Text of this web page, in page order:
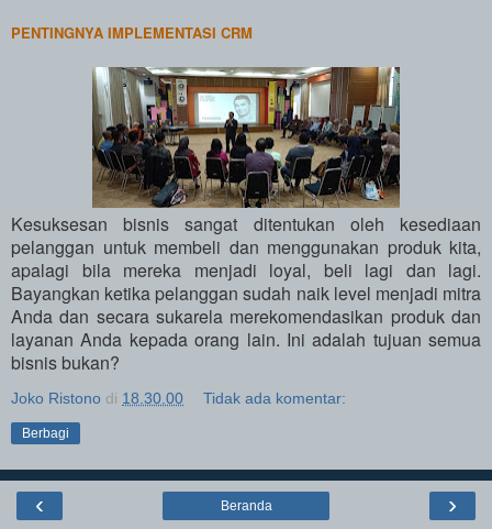
PENTINGNYA IMPLEMENTASI CRM
Kesuksesan bisnis sangat ditentukan oleh kesediaan
pelanggan untuk membeli dan menggunakan produk kita,
apalagi bila mereka menjadi loyal, beli lagi dan lagi.
Bayangkan ketika pelanggan sudah naik level menjadi mitra
Anda dan secara sukarela merekomendasikan produk dan
layanan Anda kepada orang lain. Ini adalah tujuan semua
bisnis bukan?
Joko Ristono di 18.30.00 Tidak ada komentar:
Berbagi
‹ ›
Beranda